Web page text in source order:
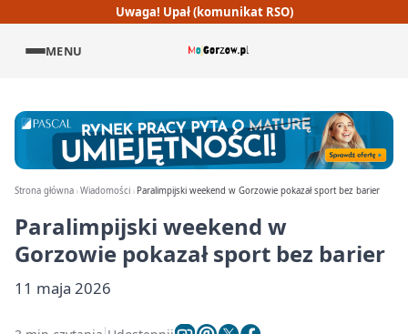
Uwaga! Upał (komunikat RSO)
MENU
Strona główna Wiadomości Paralimpijski weekend w Gorzowie pokazał sport bez barier
Paralimpijski weekend w
Gorzowie pokazał sport bez barier
11 maja 2026